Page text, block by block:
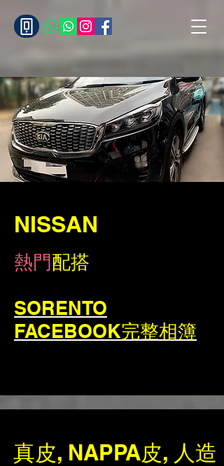
NISSAN
熱門配搭
SORENTO
FACEBOOK完整相簿
真皮, NAPPA皮, 人造